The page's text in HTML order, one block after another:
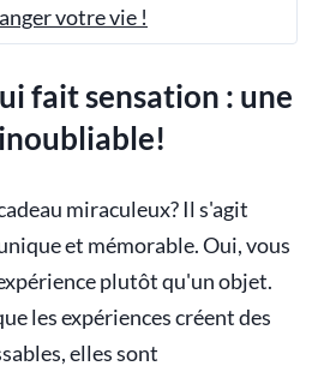
votre vie !
fait sensation : une
miraculeux? Il s'agit
et mémorable. Oui, vous
plutôt qu'un objet.
les expériences créent des
elles sont